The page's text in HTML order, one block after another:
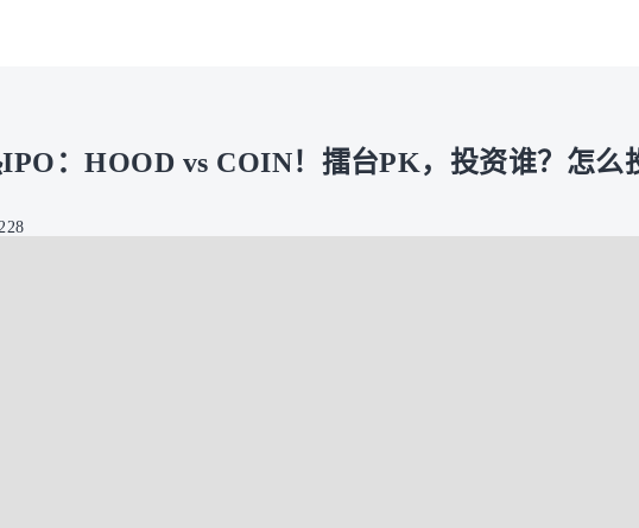
IPO：HOOD vs COIN！擂台PK，投资谁？怎么